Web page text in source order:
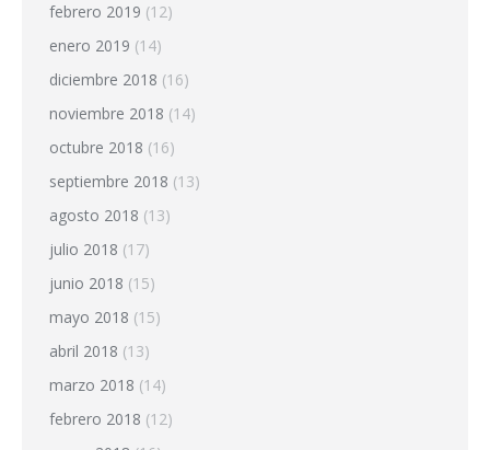
febrero 2019 (12)
enero 2019 (14)
diciembre 2018 (16)
noviembre 2018 (14)
octubre 2018 (16)
septiembre 2018 (13)
agosto 2018 (13)
julio 2018 (17)
junio 2018 (15)
mayo 2018 (15)
abril 2018 (13)
marzo 2018 (14)
febrero 2018 (12)